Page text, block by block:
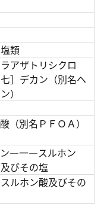
類
アザトリシクロ
］デカン（別名ヘ
）
（別名ＰＦＯＡ）
ン―一―スルホン
びその塩
ルホン酸及びその